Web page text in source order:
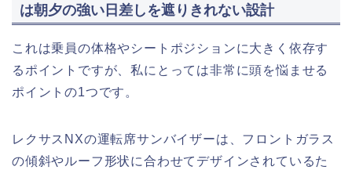
は朝夕の強い日差しを遮りきれない設計
これは乗員の体格やシートポジションに大きく依存す
るポイントですが、私にとっては非常に頭を悩ませる
ポイントの1つです。
レクサスNXの運転席サンバイザーは、フロントガラス
の傾斜やルーフ形状に合わせてデザインされているた